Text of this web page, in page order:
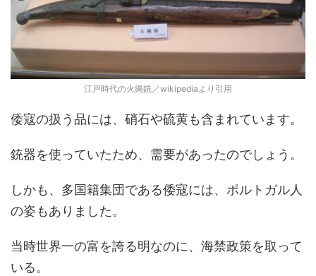
江戸時代の火縄銃／wikipediaより引用
倭寇の扱う品には、硝石や硫黄も含まれています。
銃器を使っていたため、需要があったのでしょう。
しかも、多国籍集団である倭寇には、ポルトガル人
の姿もありました。
当時世界一の富を誇る明なのに、海禁政策を取って
いる。